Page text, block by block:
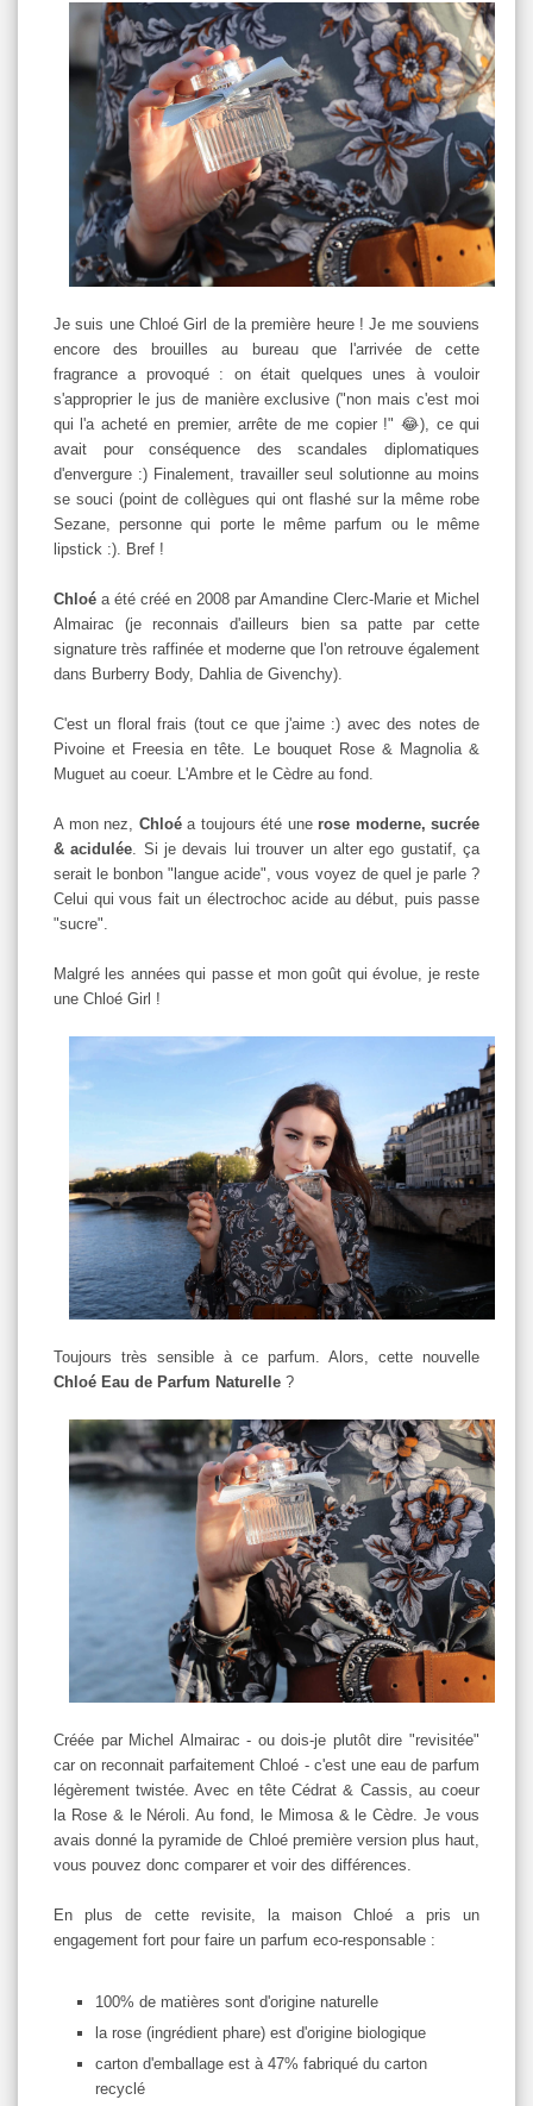
Je suis une Chloé Girl de la première heure ! Je me souviens
encore des brouilles au bureau que l'arrivée de cette
fragrance a provoqué : on était quelques unes à vouloir
s'approprier le jus de manière exclusive ("non mais c'est moi
qui l'a acheté en premier, arrête de me copier !" 😂), ce qui
avait pour conséquence des scandales diplomatiques
d'envergure :) Finalement, travailler seul solutionne au moins
se souci (point de collègues qui ont flashé sur la même robe
Sezane, personne qui porte le même parfum ou le même
lipstick :). Bref !
Chloé a été créé en 2008 par Amandine Clerc-Marie et Michel
Almairac (je reconnais d'ailleurs bien sa patte par cette
signature très raffinée et moderne que l'on retrouve également
dans Burberry Body, Dahlia de Givenchy).
C'est un floral frais (tout ce que j'aime :) avec des notes de
Pivoine et Freesia en tête. Le bouquet Rose & Magnolia &
Muguet au coeur. L'Ambre et le Cèdre au fond.
A mon nez, Chloé a toujours été une rose moderne, sucrée
& acidulée . Si je devais lui trouver un alter ego gustatif, ça
serait le bonbon "langue acide", vous voyez de quel je parle ?
Celui qui vous fait un électrochoc acide au début, puis passe
"sucre".
Malgré les années qui passe et mon goût qui évolue, je reste
une Chloé Girl !
Toujours très sensible à ce parfum. Alors, cette nouvelle
Chloé Eau de Parfum Naturelle ?
Créée par Michel Almairac - ou dois-je plutôt dire "revisitée"
car on reconnait parfaitement Chloé - c'est une eau de parfum
légèrement twistée. Avec en tête Cédrat & Cassis, au coeur
la Rose & le Néroli. Au fond, le Mimosa & le Cèdre. Je vous
avais donné la pyramide de Chloé première version plus haut,
vous pouvez donc comparer et voir des différences.
En plus de cette revisite, la maison Chloé a pris un
engagement fort pour faire un parfum eco-responsable :
100% de matières sont d'origine naturelle
la rose (ingrédient phare) est d'origine biologique
carton d'emballage est à 47% fabriqué du carton
recyclé